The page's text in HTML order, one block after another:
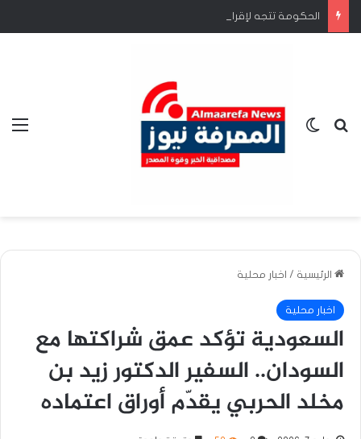
بحث عنالوضع المظلم
الرئيسية / اخبار محلية
اخبار محلية
السعودية تؤكد عمق شراكتها مع
السودان.. السفير الدكتور زيد بن
مخلد الحربي يقدّم أوراق اعتماده